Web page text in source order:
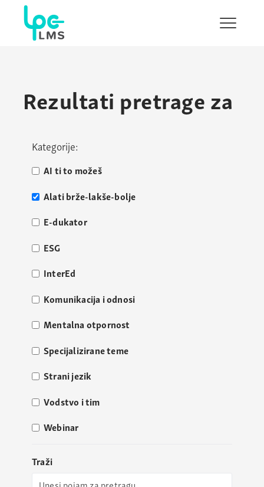
Pokaži/
Rezultati pretrage za
Kategorije:
AI ti to možeš
Alati brže-lakše-bolje
E-dukator
ESG
InterEd
Komunikacija i odnosi
Mentalna otpornost
Specijalizirane teme
Strani jezik
Vodstvo i tim
Webinar
Traži